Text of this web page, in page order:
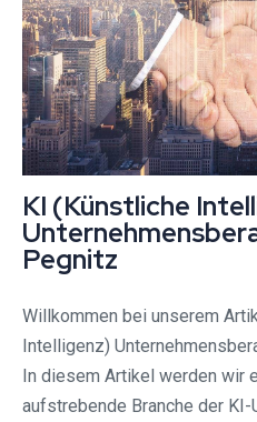
KI (Künstliche
Pegnitz
Willkommen bei unserem
Intelligenz)
In diesem Artikel werden wir
aufstrebende Branche der KI-